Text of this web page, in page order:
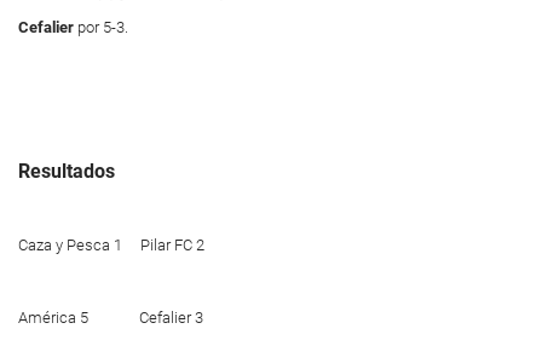
Cefalier por 5-3.
Resultados
Caza y Pesca 1 Pilar FC 2
América 5 Cefalier 3